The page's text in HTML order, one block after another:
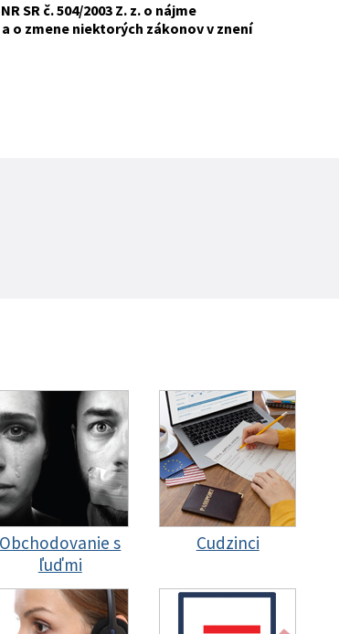
SR č. 504/2003 Z. z. o nájme
o zmene niektorých zákonov v znení
Obchodovanie s
ľuďmi
Cudzinci